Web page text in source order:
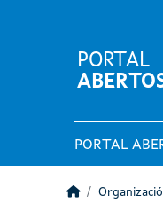
PORTAL
PORTAL